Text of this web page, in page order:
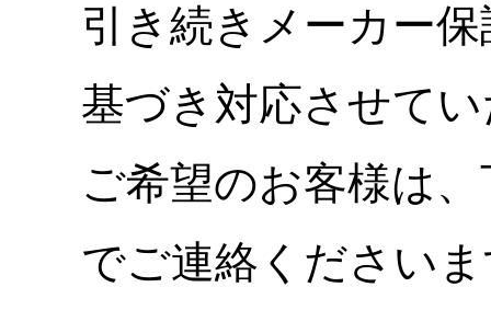
引き続きメーカー
基づき対応させて
ご希望のお客様は
でご連絡ください